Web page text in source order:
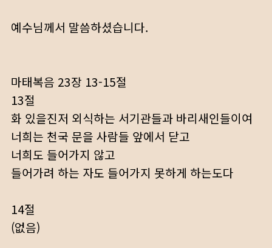
예수님께서 말씀하셨습니다.
마태복음 23장 13-15절
13절
화 있을진저 외식하는 서기관들과 바리새인들이여
너희는 천국 문을 사람들 앞에서 닫고
너희도 들어가지 않고
들어가려 하는 자도 들어가지 못하게 하는도다
14절
(없음)